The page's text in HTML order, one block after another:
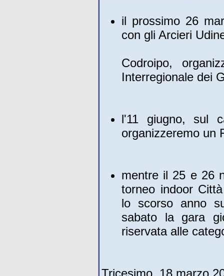
il prossimo 26
con gli Arcieri
Codroipo,
Interregionale dei
l'11 giugno, sul
organizzeremo un
mentre il 25 e 26
torneo indoor
lo scorso anno
sabato la gara
riservata alle
Tricesimo, 18 marzo